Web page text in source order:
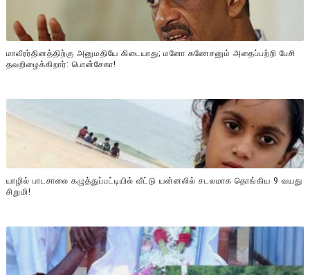
மாவீரர்தினத்திற்கு அனுமதியே கிடையாது; மனோ கணேசனும் அதைப்பற்றி பேசி
தவறிழைக்கிறார்: பொன்சேகா!
யாழில் பாடசாலை கழுத்துப்பட்டியில் வீட்டு யன்னலில் சடலமாக தொங்கிய 9 வயது
சிறுமி!